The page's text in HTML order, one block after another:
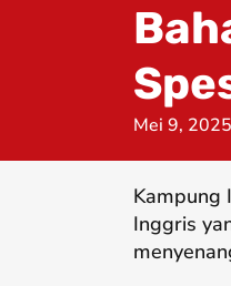
Mei 9, 2025
Kampung
Inggris